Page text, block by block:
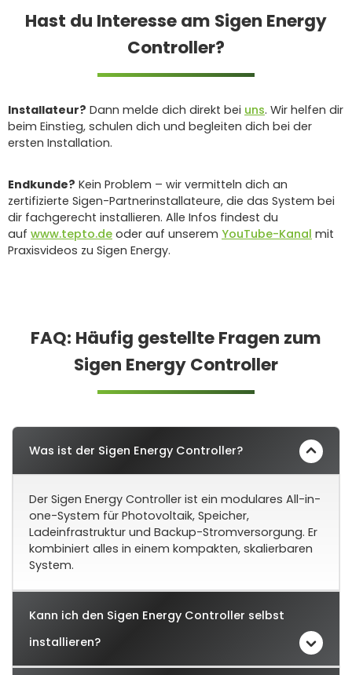
Hast du Interesse am Sigen Energy
Controller?
Installateur? Dann melde dich direkt bei uns. Wir helfen dir
beim Einstieg, schulen dich und begleiten dich bei der
ersten Installation.
Endkunde? Kein Problem – wir vermitteln dich an
zertifizierte Sigen-Partnerinstallateure, die das System bei
dir fachgerecht installieren. Alle Infos findest du
auf www.tepto.de oder auf unserem YouTube-Kanal mit
Praxisvideos zu Sigen Energy.
FAQ: Häufig gestellte Fragen zum
Sigen Energy Controller
Was ist der Sigen Energy Controller?
Der Sigen Energy Controller ist ein modulares All-in-
one-System für Photovoltaik, Speicher,
Ladeinfrastruktur und Backup-Stromversorgung. Er
kombiniert alles in einem kompakten, skalierbaren
System.
Kann ich den Sigen Energy Controller selbst
installieren?